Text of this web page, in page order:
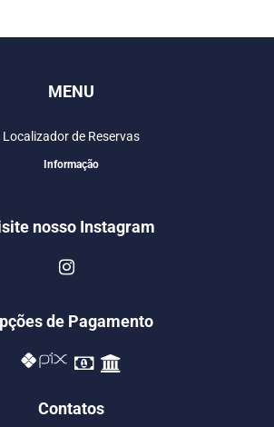
MENU
Localizador de Reservas
Informação
nosso Instagram
de Pagamento
Contatos